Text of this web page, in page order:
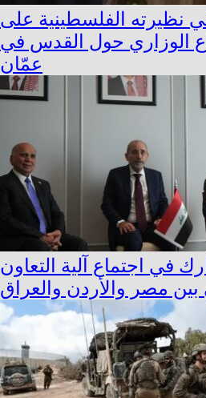
نظيرته الفلسطينية على
الوزاري حول القدس في
عمّان
في اجتماع آلية التعاون
بين مصر والأردن والعراق